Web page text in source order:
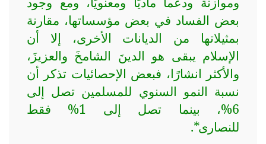
بعض الفساد في بعض مؤسساتها، مقارنة
بمثيلاتها من الديانات الأخرى، إلا أن
الإسلام يبقى هو الدينَ الشامخَ والعزيزَ،
والأكثر انشارًا، فبعض الإحصائيات تذكر أن
نسبة النمو السنوي للمسلمين تصل إلى
6%، بينما تصل إلى 1% فقط
للنصارى*.